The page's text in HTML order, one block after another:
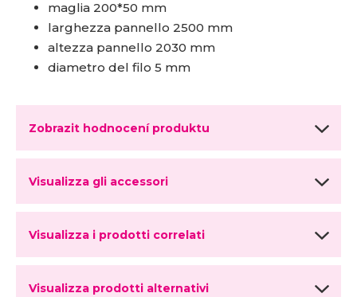
maglia 200*50 mm
larghezza pannello 2500 mm
altezza pannello 2030 mm
diametro del filo 5 mm
Zobrazit hodnocení produktu
Visualizza gli accessori
Visualizza i prodotti correlati
Visualizza prodotti alternativi